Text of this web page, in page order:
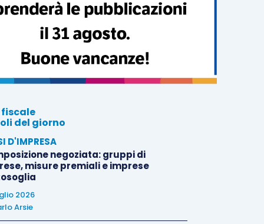
del giorno
D'IMPRESA
negoziata: gruppi di
misure premiali e imprese
2026
Arsie